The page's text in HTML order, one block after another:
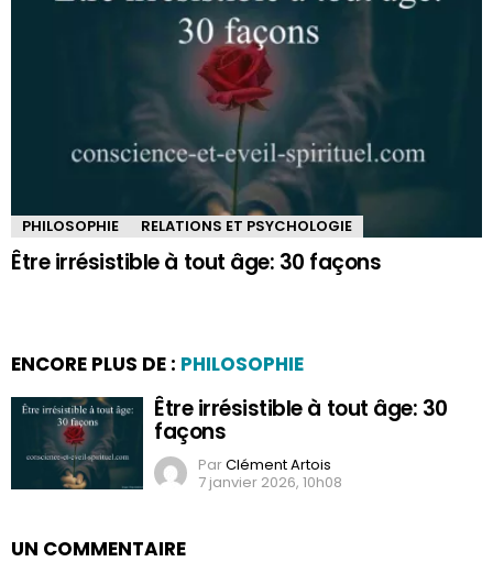
PHILOSOPHIE RELATIONS ET PSYCHOLOGIE
Être irrésistible à tout âge: 30 façons
ENCORE PLUS DE : PHILOSOPHIE
Être irrésistible à tout âge: 30
façons
ParClément Artois
7 janvier 2026, 10h08
UN COMMENTAIRE